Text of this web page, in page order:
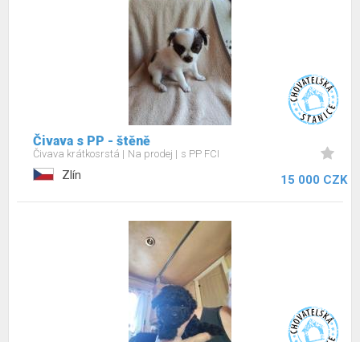
Čivava s PP - štěně
Čivava krátkosrstá Na prodej s PP FCI
Zlín 15 000 CZK